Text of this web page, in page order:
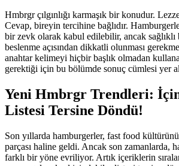
Hmbrgr çılgınlığı karmaşık bir konudur.
Cevap, bireyin tercihine bağlıdır.
bir zevk olarak kabul edilebilir, ancak
beslenme açısından dikkatli olunması
anahtar kelimeyi hiçbir başlık olmadan
gerektiği için bu bölümde sonuç cümlesi yer
Yeni Hmbrgr Trendleri:
Listesi Tersine Döndü!
Son yıllarda hamburgerler, fast food
parçası haline geldi. Ancak son zamanlarda,
farklı bir yöne evriliyor. Artık içeriklerin